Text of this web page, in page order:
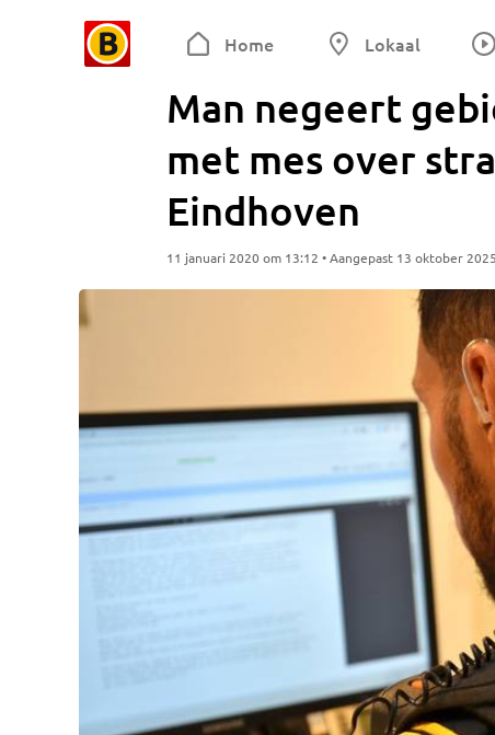
Home Lokaal
Man negeert
met mes over
Eindhoven
11 januari 2020 om 13:12 • Aangepast 13 oktober